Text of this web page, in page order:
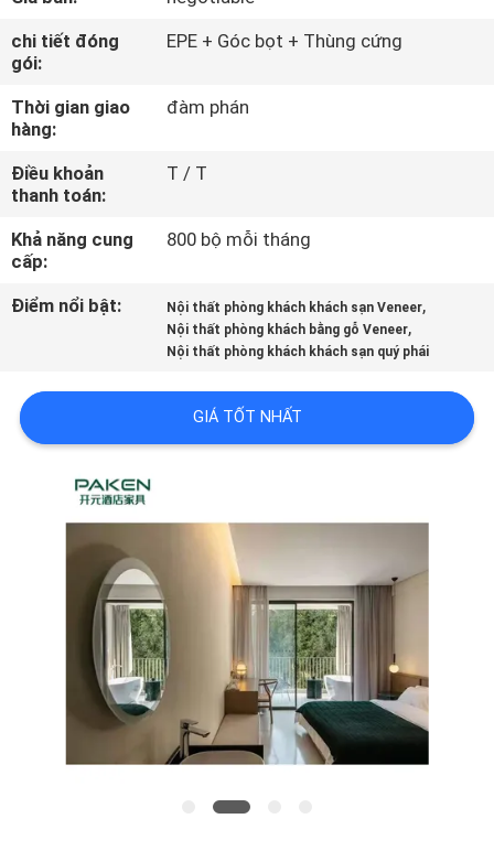
QUAN
NHÀ
MÁY
SOÁT
CHẤT
LƯỢNG
CHÚNG
TÔI
TRANG
chi tiết đóng
gói:
EPE + Góc bọt + Thùng cứng
Thời gian giao
hàng:
đàm phán
Điều khoản
thanh toán:
T / T
Khả năng cung
cấp:
800 bộ mỗi tháng
Điểm nổi bật: Nội thất phòng khách khách sạn Veneer,
Nội thất phòng khách bằng gỗ Veneer,
Nội thất phòng khách khách sạn quý phái
GIÁ TỐT NHẤT